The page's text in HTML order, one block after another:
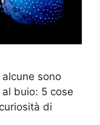
sono
buio: 5 cose
di